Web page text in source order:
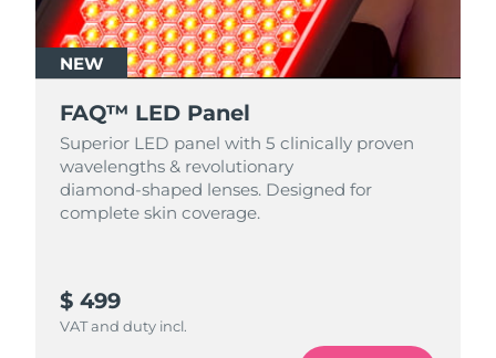
NEW
FAQ™ LED Panel
Superior LED panel with 5 clinically proven
wavelengths & revolutionary
diamond‑shaped lenses. Designed for
complete skin coverage.
$ 499
VAT and duty incl.